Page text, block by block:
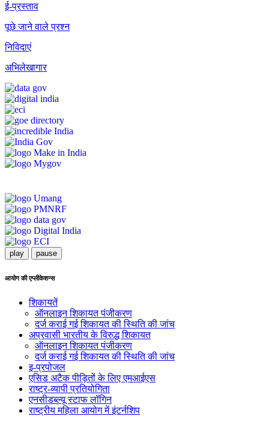
ई-प्रस्ताव
पूछे जाने वाले प्रश्न
निविदाएं
अभिलेखागार
play pause
आयोग की एप्लीकेशन्स
शिकायतें
ऑनलाइन शिकायत पंजीकरण
दर्ज कराई गई शिकायत की स्थिति की जांच
अप्रवासी भारतीय के विरुद्ध शिकायत
ऑनलाइन शिकायत पंजीकरण
दर्ज कराई गई शिकायत की स्थिति की जांच
इ-प्रपोजल
एसिड अटैक पीड़ितों के लिए एमआईएस
राष्ट्र-व्यापी प्रतियोगिता
एनसीडब्ल्यू स्टाफ लॉगिन
राष्ट्रीय महिला आयोग में इंटर्नशिप